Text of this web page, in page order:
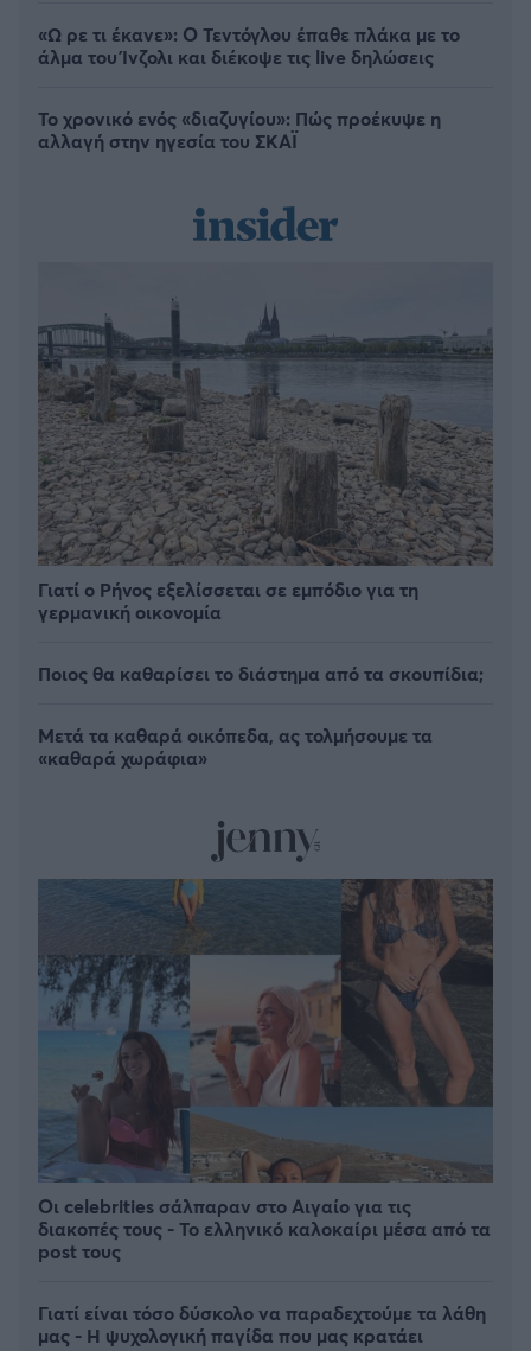
«Ω ρε τι έκανε»: Ο Τεντόγλου έπαθε πλάκα με το
άλμα του Ίνζολι και διέκοψε τις live δηλώσεις
Το χρονικό ενός «διαζυγίου»: Πώς προέκυψε η
αλλαγή στην ηγεσία του ΣΚΑΪ
Γιατί ο Ρήνος εξελίσσεται σε εμπόδιο για τη
γερμανική οικονομία
Ποιος θα καθαρίσει το διάστημα από τα σκουπίδια;
Μετά τα καθαρά οικόπεδα, ας τολμήσουμε τα
«καθαρά χωράφια»
Οι celebrities σάλπαραν στο Αιγαίο για τις
διακοπές τους - Το ελληνικό καλοκαίρι μέσα από τα
post τους
Γιατί είναι τόσο δύσκολο να παραδεχτούμε τα λάθη
μας - Η ψυχολογική παγίδα που μας κρατάει